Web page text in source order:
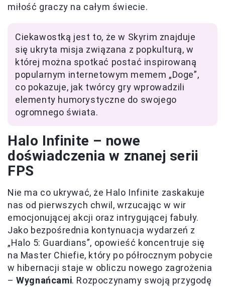
miłość graczy na całym świecie.
Ciekawostką jest to, że w Skyrim znajduje
się ukryta misja związana z popkulturą, w
której można spotkać postać inspirowaną
popularnym internetowym memem „Doge”,
co pokazuje, jak twórcy gry wprowadzili
elementy humorystyczne do swojego
ogromnego świata.
Halo Infinite – nowe
doświadczenia w znanej serii
FPS
Nie ma co ukrywać, że Halo Infinite zaskakuje
nas od pierwszych chwil, wrzucając w wir
emocjonującej akcji oraz intrygującej fabuły.
Jako bezpośrednia kontynuacja wydarzeń z
„Halo 5: Guardians”, opowieść koncentruje się
na Master Chiefie, który po półrocznym pobycie
w hibernacji staje w obliczu nowego zagrożenia
–Wygnańcami. Rozpoczynamy swoją przygodę